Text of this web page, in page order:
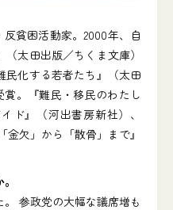
反貧困活動家。2000年、自
太田出版／ちくま文庫）
民化する若者たち』（太田
。『難民・移民のわたし
』（河出書房新社）、
金欠」から「散骨」まで』
参政党の大幅な議席増も